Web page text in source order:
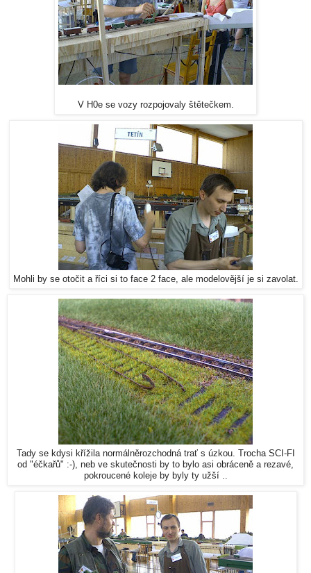
V H0e se vozy rozpojovaly štětečkem.
Mohli by se otočit a říci si to face 2 face, ale modelovější je si zavolat.
Tady se kdysi křížila normálněrozchodná trať s úzkou. Trocha SCI-FI
od "éčkařů" :-), neb ve skutečnosti by to bylo asi obráceně a rezavé,
pokroucené koleje by byly ty užší ..